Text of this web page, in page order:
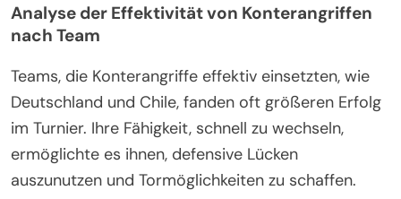
Analyse der Effektivität von Konterangriffen
nach Team
Teams, die Konterangriffe effektiv einsetzten, wie
Deutschland und Chile, fanden oft größeren Erfolg
im Turnier. Ihre Fähigkeit, schnell zu wechseln,
ermöglichte es ihnen, defensive Lücken
auszunutzen und Tormöglichkeiten zu schaffen.